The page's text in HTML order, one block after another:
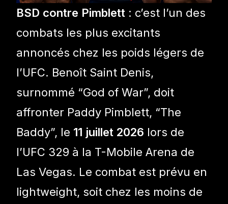
BSD contre Pimblett : c’est l’un des
combats les plus excitants
annoncés chez les poids légers de
l’UFC. Benoît Saint Denis,
surnommé “God of War”, doit
affronter Paddy Pimblett, “The
Baddy”, le 11 juillet 2026 lors de
l’UFC 329 à la T-Mobile Arena de
Las Vegas. Le combat est prévu en
lightweight, soit chez les moins de